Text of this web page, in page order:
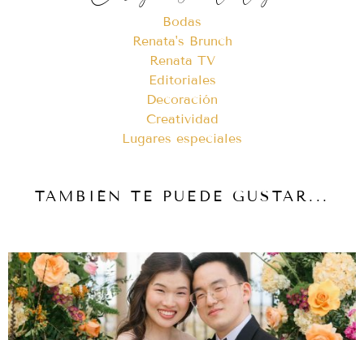
Bodas
Renata's Brunch
Renata TV
Editoriales
Decoración
Creatividad
Lugares especiales
TAMBIÉN TE PUEDE GUSTAR...